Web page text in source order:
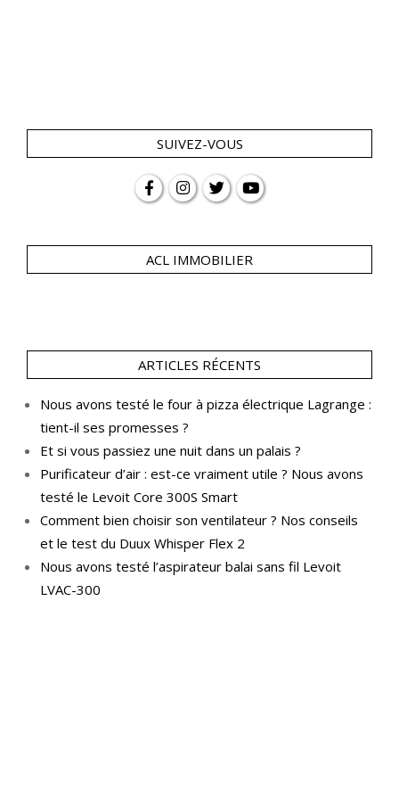
SUIVEZ-VOUS
ACL IMMOBILIER
ARTICLES RÉCENTS
Nous avons testé le four à pizza électrique Lagrange :
tient-il ses promesses ?
Et si vous passiez une nuit dans un palais ?
Purificateur d’air : est-ce vraiment utile ? Nous avons
testé le Levoit Core 300S Smart
Comment bien choisir son ventilateur ? Nos conseils
et le test du Duux Whisper Flex 2
Nous avons testé l’aspirateur balai sans fil Levoit
LVAC-300